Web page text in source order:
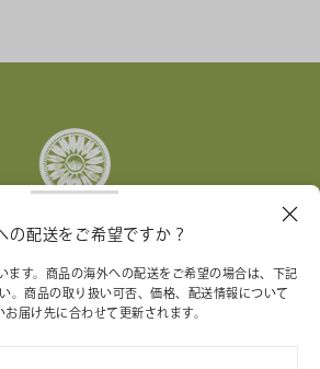
は、女性起業家が持続可能な企業を築
とを支援しています。
の配送をご希望ですか？
ます。商品の海外への配送をご希望の場合は、下記
。商品の取り扱い可否、価格、配送情報について
お届け先に合わせて更新されます。